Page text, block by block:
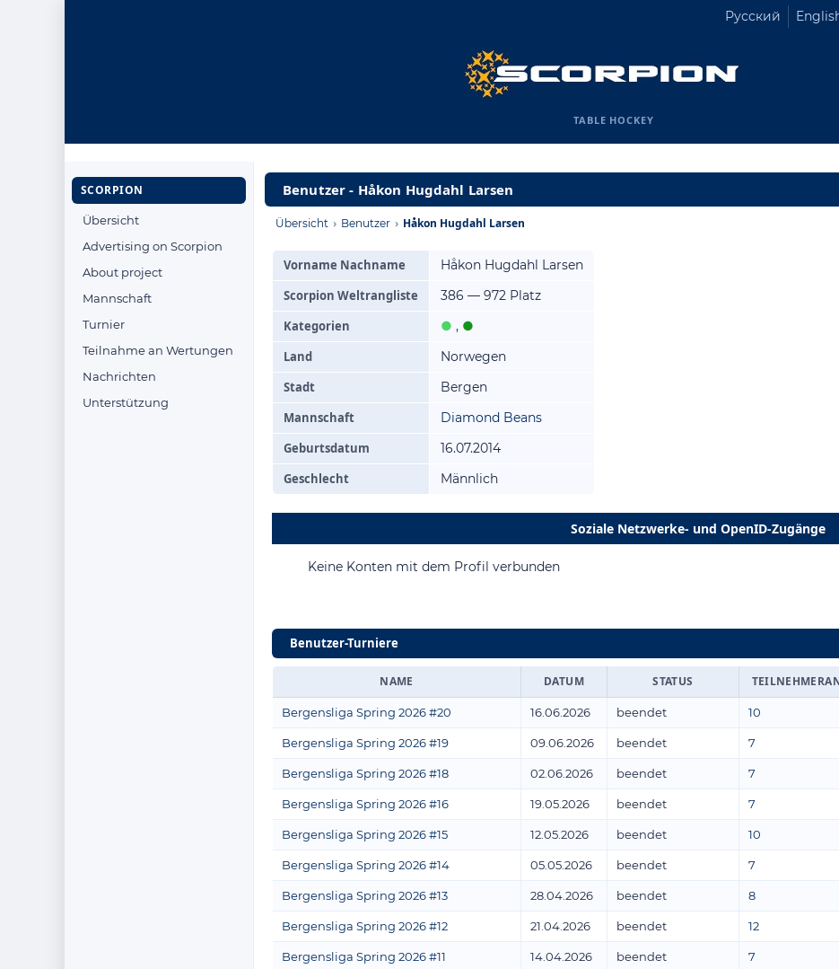
Русский
TABLE HOCKEY
SCORPION
Übersicht
Advertising on Scorpion
About project
Mannschaft
Turnier
Teilnahme an Wertungen
Nachrichten
Unterstützung
Benutzer - Håkon Hugdahl Larsen
Übersicht › Benutzer › Håkon Hugdahl Larsen
Vorname Nachname
Håkon Hugdahl Larsen
Scorpion Weltrangliste
386 — 972 Platz
Kategorien
● , ●
Land
Norwegen
Stadt
Bergen
Mannschaft
Diamond Beans
Geburtsdatum
16.07.2014
Geschlecht
Männlich
Soziale Netzwerke- und OpenID-Zugänge
Keine Konten mit dem Profil verbunden
Benutzer-Turniere
NAME DATUM STATUS
Bergensliga Spring 2026 #20 16.06.2026 beendet 10
Bergensliga Spring 2026 #19 09.06.2026 beendet 7
Bergensliga Spring 2026 #18 02.06.2026 beendet 7
Bergensliga Spring 2026 #16 19.05.2026 beendet 7
Bergensliga Spring 2026 #15 12.05.2026 beendet 10
Bergensliga Spring 2026 #14 05.05.2026 beendet 7
Bergensliga Spring 2026 #13 28.04.2026 beendet 8
Bergensliga Spring 2026 #12 21.04.2026 beendet 12
Bergensliga Spring 2026 #11 14.04.2026 beendet 7